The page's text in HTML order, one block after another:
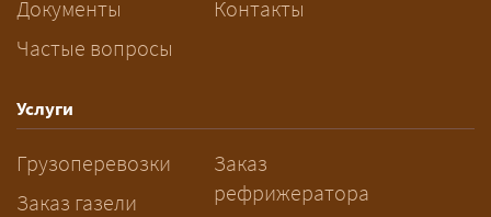
— Заранее: только оформление
рабочих дней. Оставьте заявку
заблаговременно — логист
рассчитает маршрут и запустит
подготовку документов.
Документы
Частые вопросы
Контакты
Услуги
Грузоперевозки
Заказ газели
Заказ
рефрижератора